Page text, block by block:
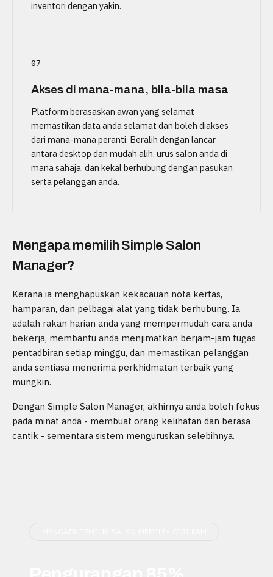
inventori dengan yakin.
07
Akses di mana-mana, bila-bila masa
Platform berasaskan awan yang selamat
memastikan data anda selamat dan boleh diakses
dari mana-mana peranti. Beralih dengan lancar
antara desktop dan mudah alih, urus salon anda di
mana sahaja, dan kekal berhubung dengan pasukan
serta pelanggan anda.
Mengapa memilih Simple Salon
Manager?
Kerana ia menghapuskan kekacauan nota kertas,
hamparan, dan pelbagai alat yang tidak berhubung. Ia
adalah rakan harian anda yang mempermudah cara anda
bekerja, membantu anda menjimatkan berjam-jam tugas
pentadbiran setiap minggu, dan memastikan pelanggan
anda sentiasa menerima perkhidmatan terbaik yang
mungkin.
Dengan Simple Salon Manager, akhirnya anda boleh fokus
pada minat anda - membuat orang kelihatan dan berasa
cantik - sementara sistem menguruskan selebihnya.